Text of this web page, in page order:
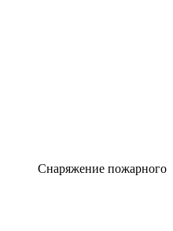
Снаряжение пожарного